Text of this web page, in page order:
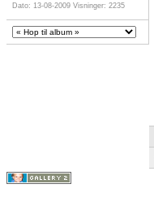
Dato: 13-08-2009 Visninger: 2235